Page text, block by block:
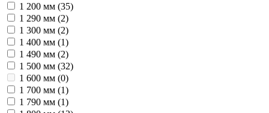
1 200 мм (35)
1 290 мм (2)
1 300 мм (2)
1 400 мм (1)
1 490 мм (2)
1 500 мм (32)
1 600 мм (0)
1 700 мм (1)
1 790 мм (1)